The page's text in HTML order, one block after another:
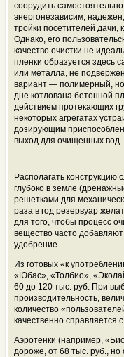
соорудить
энергонезависим,
тройки посетителей дачи,
Однако, его
качество очистки не
пленки образуется здесь
или металла, не
вариант — полимерный, но
дне котлована бетонной
действием протекающих
некоторых агрегатах
дозирующим
выход для очищенных вод.
Располагать
глубоко в земле
решетками для
раза в год резервуар
для того, чтобы процесс
вещество часто
удобрение.
Из готовых «к
«Юбас», «Толбио»,
60 до 120 тыс. руб. При
производительность,
количество
качественно справляется
Аэротенки (например,
дороже, от 68 тыс. руб.,